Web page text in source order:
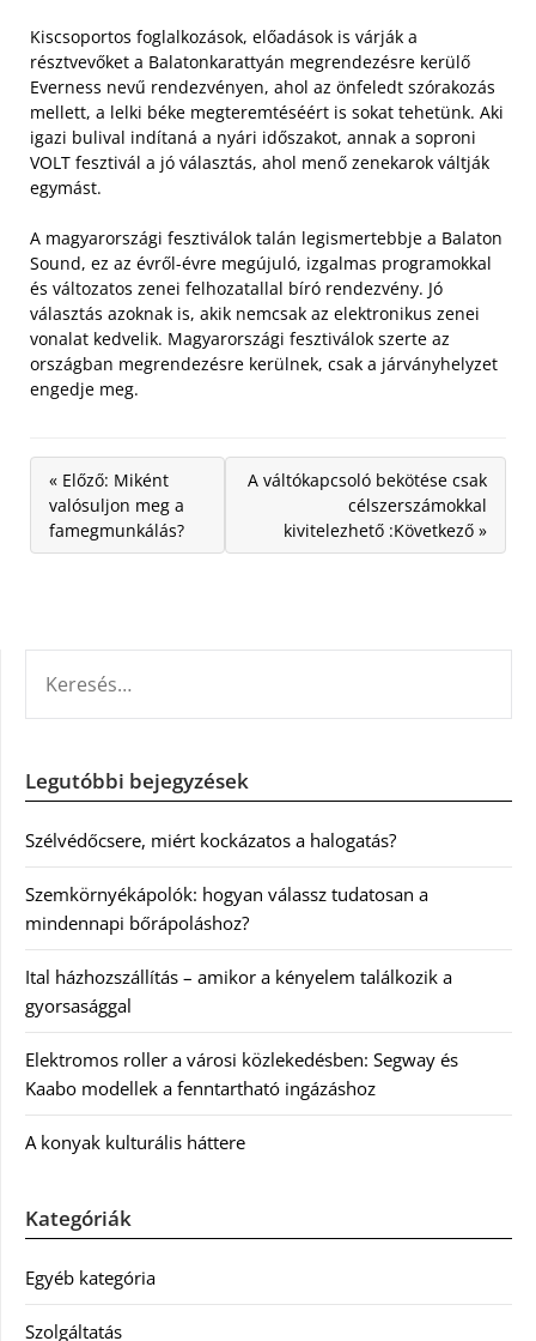
Kiscsoportos foglalkozások, előadások is várják a
résztvevőket a Balatonkarattyán megrendezésre kerülő
Everness nevű rendezvényen, ahol az önfeledt szórakozás
mellett, a lelki béke megteremtéséért is sokat tehetünk. Aki
igazi bulival indítaná a nyári időszakot, annak a soproni
VOLT fesztivál a jó választás, ahol menő zenekarok váltják
egymást.
A magyarországi fesztiválok talán legismertebbje a Balaton
Sound, ez az évről-évre megújuló, izgalmas programokkal
és változatos zenei felhozatallal bíró rendezvény. Jó
választás azoknak is, akik nemcsak az elektronikus zenei
vonalat kedvelik. Magyarországi fesztiválok szerte az
országban megrendezésre kerülnek, csak a járványhelyzet
engedje meg.
« Előző: Miként
valósuljon meg a
famegmunkálás?
A váltókapcsoló bekötése csak
célszerszámokkal
kivitelezhető :Következő »
Legutóbbi bejegyzések
Szélvédőcsere, miért kockázatos a halogatás?
Szemkörnyékápolók: hogyan válassz tudatosan a
mindennapi bőrápoláshoz?
Ital házhozszállítás – amikor a kényelem találkozik a
gyorsasággal
Elektromos roller a városi közlekedésben: Segway és
Kaabo modellek a fenntartható ingázáshoz
A konyak kulturális háttere
Kategóriák
Egyéb kategória
Szolgáltatás